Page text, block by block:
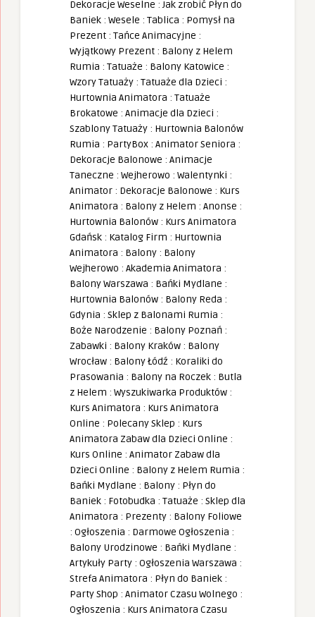
Dekoracje Weselne :Jak zrobić Płyn do
Baniek : Wesele : Tablica : Pomysł na
Prezent : Tańce Animacyjne :
Wyjątkowy Prezent : Balony z Helem
Rumia : Tatuaże : Balony Katowice :
Wzory Tatuaży : Tatuaże dla Dzieci :
Hurtownia Animatora : Tatuaże
Brokatowe : Animacje dla Dzieci :
Szablony Tatuaży : Hurtownia Balonów
Rumia : PartyBox : Animator Seniora :
Dekoracje Balonowe : Animacje
Taneczne : Wejherowo : Walentynki :
Animator : Dekoracje Balonowe : Kurs
Animatora : Balony z Helem : Anonse :
Hurtownia Balonów : Kurs Animatora
Gdańsk : Katalog Firm : Hurtownia
Animatora : Balony : Balony
Wejherowo : Akademia Animatora :
Balony Warszawa : Bańki Mydlane :
Hurtownia Balonów : Balony Reda :
Gdynia : Sklep z Balonami Rumia :
Boże Narodzenie : Balony Poznań :
Zabawki : Balony Kraków : Balony
Wrocław : Balony Łódź : Koraliki do
Prasowania : Balony na Roczek : Butla
z Helem : Wyszukiwarka Produktów :
Kurs Animatora : Kurs Animatora
Online : Polecany Sklep : Kurs
Animatora Zabaw dla Dzieci Online :
Kurs Online : Animator Zabaw dla
Dzieci Online : Balony z Helem Rumia :
Bańki Mydlane : Balony : Płyn do
Baniek : Fotobudka : Tatuaże : Sklep dla
Animatora : Prezenty : Balony Foliowe
: Ogłoszenia : Darmowe Ogłoszenia :
Balony Urodzinowe : Bańki Mydlane :
Artykuły Party : Ogłoszenia Warszawa :
Strefa Animatora : Płyn do Baniek :
Party Shop : Animator Czasu Wolnego :
Ogłoszenia : Kurs Animatora Czasu